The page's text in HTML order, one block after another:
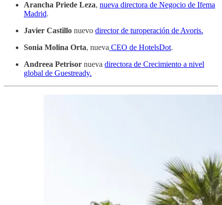
Arancha Priede Leza, nueva directora de Negocio de Ifema
Madrid.
Javier Castillo nuevo director de turoperación de Avoris.
Sonia Molina Orta, nueva CEO de HotelsDot.
Andreea Petrisor nueva directora de Crecimiento a nivel
global de Guestready.